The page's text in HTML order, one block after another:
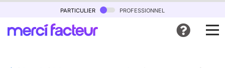
particulier professionnel